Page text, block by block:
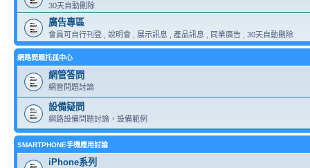
30天自動刪除
廣告專區
會員可自行刊登 , 說明會 , 展示訊息 , 產品訊息 , 同業廣告 , 30天自動刪除
網路問題托孤中心
網管答問
網管問題討論
設備疑問
網路設備問題討論，設備範例
SMARTPHONE手機應用討論
iPhone系列